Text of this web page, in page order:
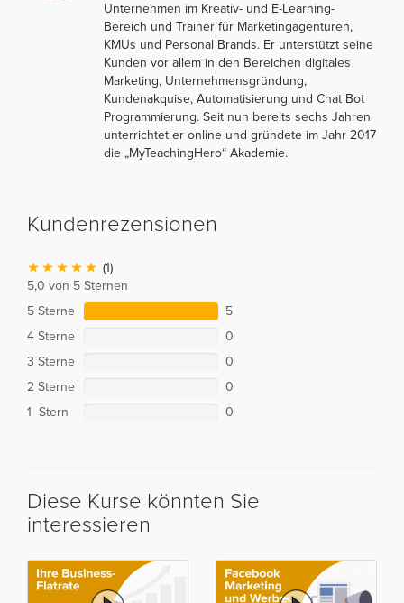
Unternehmen im Kreativ- und E-Learning-
Bereich und Trainer für Marketingagenturen,
KMUs und Personal Brands. Er unterstützt seine
Kunden vor allem in den Bereichen digitales
Marketing, Unternehmensgründung,
Kundenakquise, Automatisierung und Chat Bot
Programmierung. Seit nun bereits sechs Jahren
unterrichtet er online und gründete im Jahr 2017
die „MyTeachingHero“ Akademie.
Kundenrezensionen
(1)
5,0 von 5 Sternen
5 Sterne
5
4 Sterne
0
3 Sterne
0
2 Sterne
0
1 Stern
0
Diese Kurse könnten Sie
interessieren